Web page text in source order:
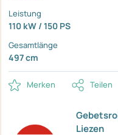
Leistung
110 kW / 150 PS
Gesamtlänge
497 cm
Merken Teilen
Liezen